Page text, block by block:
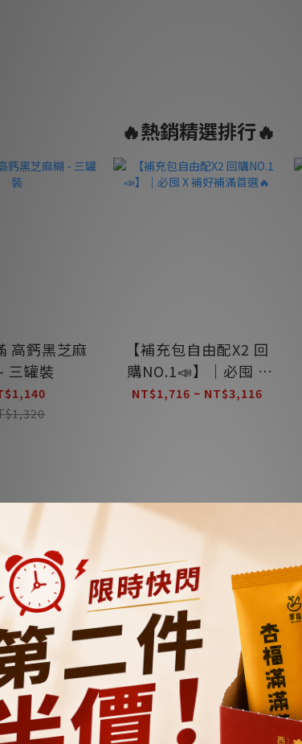
🔥熱銷精選排行🔥
高鈣黑芝麻
三罐裝
【補充包自由配X2 回
購NO.1📣】｜必囤 X
補好補滿首選🔥
NT$1,716 ~ NT$3,116